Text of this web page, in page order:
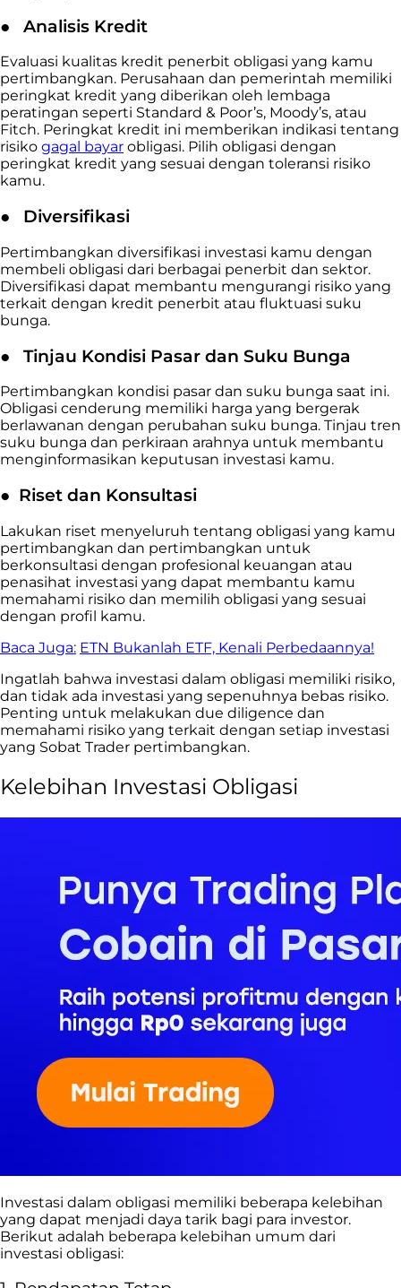
● Analisis Kredit
Evaluasi kualitas kredit penerbit obligasi yang kamu
pertimbangkan. Perusahaan dan pemerintah memiliki
peringkat kredit yang diberikan oleh lembaga
peratingan seperti Standard & Poor’s, Moody’s, atau
Fitch. Peringkat kredit ini memberikan indikasi tentang
risiko gagal bayar obligasi. Pilih obligasi dengan
peringkat kredit yang sesuai dengan toleransi risiko
kamu.
● Diversifikasi
Pertimbangkan diversifikasi investasi kamu dengan
membeli obligasi dari berbagai penerbit dan sektor.
Diversifikasi dapat membantu mengurangi risiko yang
terkait dengan kredit penerbit atau fluktuasi suku
bunga.
● Tinjau Kondisi Pasar dan Suku Bunga
Pertimbangkan kondisi pasar dan suku bunga saat ini.
Obligasi cenderung memiliki harga yang bergerak
berlawanan dengan perubahan suku bunga. Tinjau tren
suku bunga dan perkiraan arahnya untuk membantu
menginformasikan keputusan investasi kamu.
● Riset dan Konsultasi
Lakukan riset menyeluruh tentang obligasi yang kamu
pertimbangkan dan pertimbangkan untuk
berkonsultasi dengan profesional keuangan atau
penasihat investasi yang dapat membantu kamu
memahami risiko dan memilih obligasi yang sesuai
dengan profil kamu.
Baca Juga: ETN Bukanlah ETF, Kenali Perbedaannya!
Ingatlah bahwa investasi dalam obligasi memiliki risiko,
dan tidak ada investasi yang sepenuhnya bebas risiko.
Penting untuk melakukan due diligence dan
memahami risiko yang terkait dengan setiap investasi
yang Sobat Trader pertimbangkan.
Kelebihan Investasi Obligasi
Investasi dalam obligasi memiliki beberapa kelebihan
yang dapat menjadi daya tarik bagi para investor.
Berikut adalah beberapa kelebihan umum dari
investasi obligasi: